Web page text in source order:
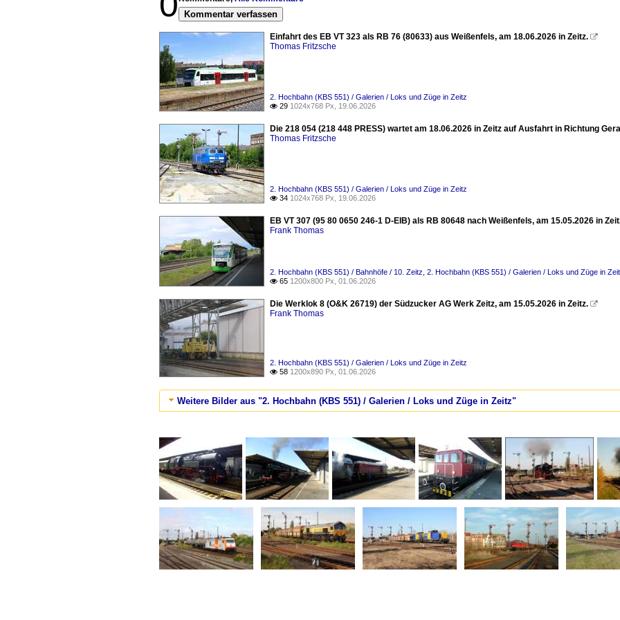
Kommentar verfassen
Einfahrt des EB VT 323 als RB 76 (80633) aus Weißenfels, am 18.06.2026 in Zeitz. 
Thomas Fritzsche
2. Hochbahn (KBS 551) / Galerien / Loks und Züge in Zeitz
 29 1024x768 Px, 19.06.2026
Die 218 054 (218 448 PRESS) wartet am 18.06.2026 in Zeitz auf Ausfahrt in Richtung
Thomas Fritzsche
2. Hochbahn (KBS 551) / Galerien / Loks und Züge in Zeitz
 34 1024x768 Px, 19.06.2026
EB VT 307 (95 80 0650 246-1 D-EIB) als RB 80648 nach Weißenfels, am 15.05.2026 in
Frank Thomas
2. Hochbahn (KBS 551) / Bahnhöfe / 10. Zeitz 2. Hochbahn (KBS 551) / Galerien / Loks und Züge in
 65 1200x800 Px, 01.06.2026
Die Werklok 8 (O&K 26719) der Südzucker AG Werk Zeitz, am 15.05.2026 in Zeitz. 
Frank Thomas
2. Hochbahn (KBS 551) / Galerien / Loks und Züge in Zeitz
 58 1200x890 Px, 01.06.2026
Weitere Bilder aus "2. Hochbahn (KBS 551) / Galerien / Loks und Züge in Zeitz"